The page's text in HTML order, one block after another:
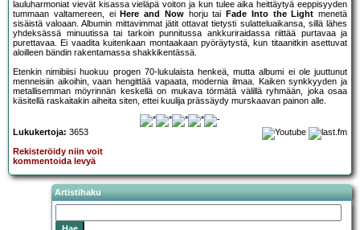
lauluharmoniat vievät kisassa vieläpä voiton ja kun tulee aika heittäytyä eeppisyyden
tummaan valtamereen, ei Here and Nowhorju tai Fade Into the Light menetä
sisäistä valoaan. Albumin mittavimmat jätit ottavat tietysti sulatteluaikansa, sillä lähes
yhdeksässä minuutissa tai tarkoin punnitussa ankkuriraidassa riittää purtavaa ja
purettavaa. Ei vaadita kuitenkaan montaakaan pyöräytystä, kun titaanitkin asettuvat
aloilleen bändin rakentamassa shakkikentässä.
Etenkin nimibiisi huokuu progen 70-lukulaista henkeä, mutta albumi ei ole juuttunut
menneisiin aikoihin, vaan hengittää vapaata, modernia ilmaa. Kaiken synkkyyden ja
metallisemman möyrinnän keskellä on mukava törmätä välillä ryhmään, joka osaa
käsitellä raskaitakin aiheita siten, ettei kuulija prässäydy murskaavan painon alle.
Lukukertoja: 3653
Rekisteröidy niin voit
kommentoida levyä
Artistihaku